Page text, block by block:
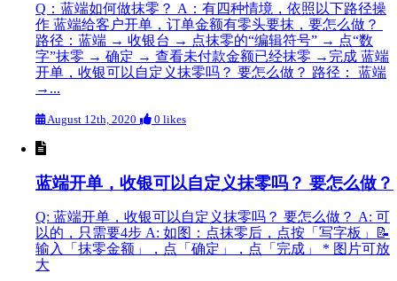
Q：蓝端如何做抹零？ A：有四种情境，依照以下路径操
作 蓝端给客户开单，订单金额有零头要抹，要怎么做？
路径：蓝端 → 收银台 → 点抹零的“编辑符号” → 点“数
字”抹零 → 确定 → 查看未付款金额已经抹零 →完成 蓝端
开单，收银可以自定义抹零吗？ 要怎么做？ 路径： 蓝端
→...
August 12th, 2020 0 likes
蓝端开单，收银可以自定义抹零吗？ 要怎么做？
Q: 蓝端开单，收银可以自定义抹零吗？ 要怎么做？ A: 可
以的，只需要4步 A: 如图：点抹零后，点按「写字板」📝
输入「抹零金额」，点「确定」，点「完成」 * 图片可放
大